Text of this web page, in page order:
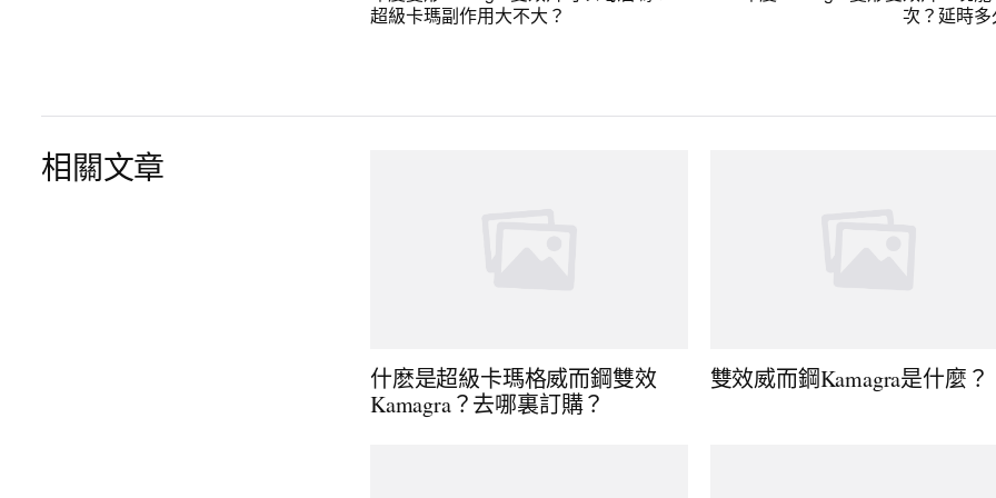
超級卡瑪副作用大不大？
次？延時
相關文章
什麽是超級卡瑪格威而鋼雙效
Kamagra？去哪裏訂購？
雙效威而鋼Kamagra是什麼？